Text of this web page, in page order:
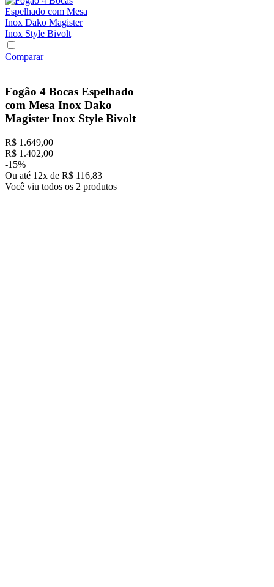
Comparar
Fogão 4 Bocas Espelhado
com Mesa Inox Dako
Magister Inox Style Bivolt
R$ 1 .649,00
R$ 1 .402,00
-15%
Ou até 12x de R$ 116,83
Você viu todos os 2 produtos